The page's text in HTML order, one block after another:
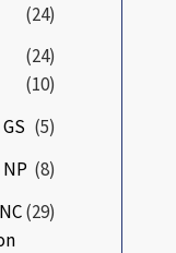
(24)
(24)
(10)
(5)
(8)
(29)